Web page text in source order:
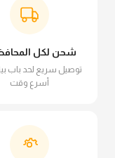
شحن لكل
توصيل سريع لحد باب
أسرع وقت